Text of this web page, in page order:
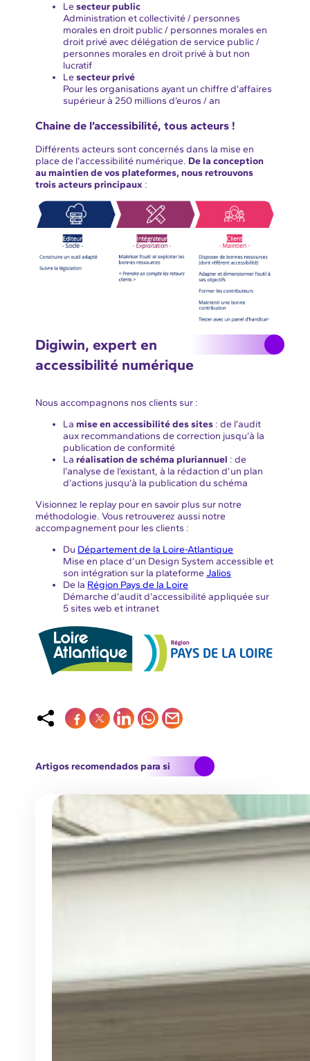
Lesecteur public
Administration et collectivité / personnes
morales en droit public / personnes morales en
droit privé avec délégation de service public /
personnes morales en droit privé à but non
lucratif
Lesecteur privé
Pour les organisations ayant un chiffre d’affaires
supérieur à 250 millions d’euros / an
Chaine de l’accessibilité, tous acteurs !
Différents acteurs sont concernés dans la mise en
place de l’accessibilité numérique. De la conception
au maintien de vos plateformes, nous retrouvons
trois acteurs principaux :
Digiwin, expert en
accessibilité numérique
Nous accompagnons nos clients sur :
Lamise en accessibilité des sites : de l’audit
aux recommandations de correction jusqu’à la
publication de conformité
Laréalisation de schéma pluriannuel : de
l’analyse de l’existant, à la rédaction d’un plan
d’actions jusqu’à la publication du schéma
Visionnez le replay pour en savoir plus sur notre
méthodologie. Vous retrouverez aussi notre
accompagnement pour les clients :
Du Département de la Loire-Atlantique
Mise en place d’un Design System accessible et
son intégration sur la plateformeJalios
De la Région Pays de la Loire
Démarche d’audit d’accessibilité appliquée sur
5 sites web et intranet
Artigos recomendados para si